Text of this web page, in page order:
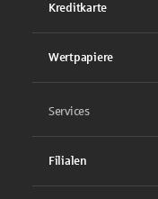
Kreditkarte
Wertpapiere
Services
Filialen